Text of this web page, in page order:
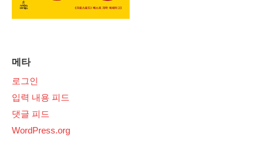
메타
로그인
입력 내용 피드
댓글 피드
WordPress.org